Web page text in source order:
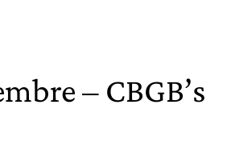
– CBGB’s